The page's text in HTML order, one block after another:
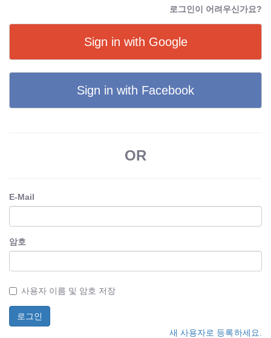
로그인이 어려우신가요?
Sign in with Google
Sign in with Facebook
OR
E-Mail
암호
사용자 이름 및 암호 저장
새 사용자로 등록하세요.